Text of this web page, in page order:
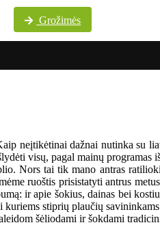
Grožimės
neįtikėtinai dažnai nutinka su
visų, pagal mainų
tai tik mano antras
ruoštis prisistatyti antrus
ir apie šokius, dainas bei
stiprių plaučių
šėliodami ir šokdami